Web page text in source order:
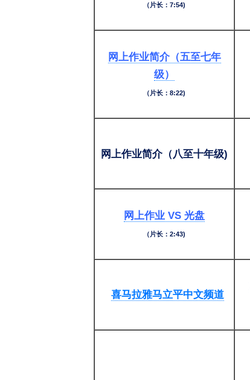
（片长：7:54)
网上作业简介（五至七年
级）
（片长：8:22)
网上作业简介（八至十年级)
网上作业 VS 光盘
（片长：2:43)
喜马拉雅马立平中文频道